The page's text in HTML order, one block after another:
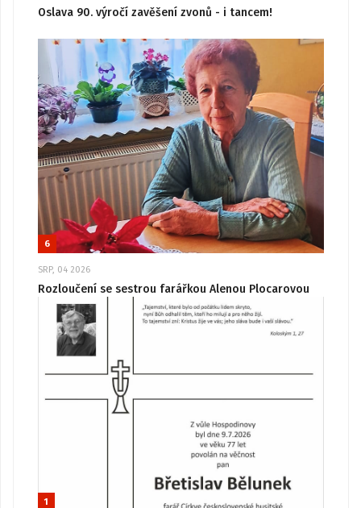
Oslava 90. výročí zavěšení zvonů - i tancem!
6
SRP, 04 2026
Rozloučení se sestrou farářkou Alenou Plocarovou
1